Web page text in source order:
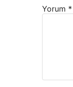
Yorum *